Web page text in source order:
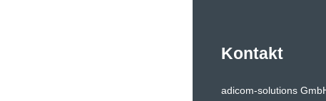
Kontakt
adicom-solutions